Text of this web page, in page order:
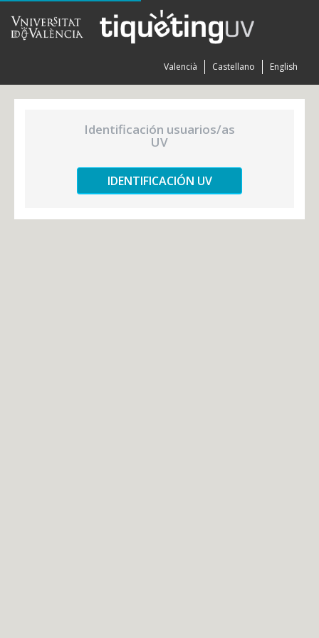
English
Castellano
Valencià
Identificación usuarios/as
UV
IDENTIFICACIÓN UV